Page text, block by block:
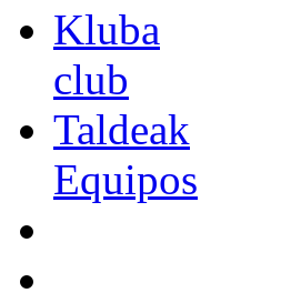
Kluba
club
Taldeak
Equipos